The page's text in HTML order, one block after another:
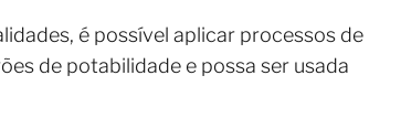
é possível aplicar processos de
de potabilidade e possa ser usada